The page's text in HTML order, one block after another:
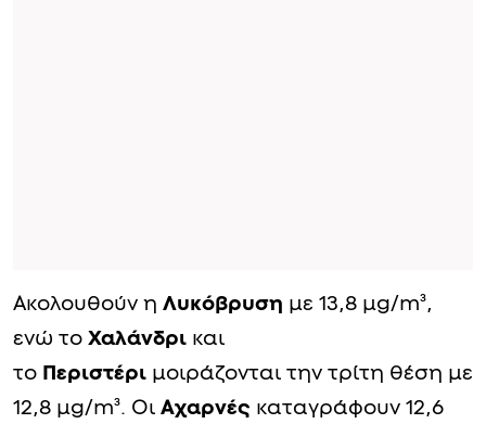
Ακολουθούν η Λυκόβρυση με 13,8 μg/m³,
ενώ το Χαλάνδρι και
το Περιστέρι μοιράζονται την τρίτη θέση με
12,8 μg/m³. Οι Αχαρνές καταγράφουν 12,6